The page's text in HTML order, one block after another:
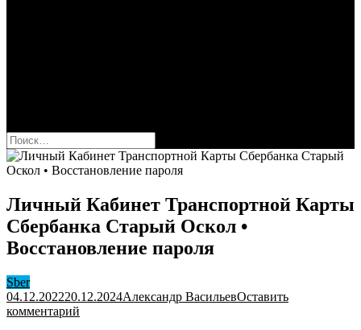
Найти:
Личный Кабинет Транспортной Карты
Сбербанка Старый Оскол •
Восстановление пароля
Sber
04.12.202220.12.2024Александр ВасильевОставить
комментарий